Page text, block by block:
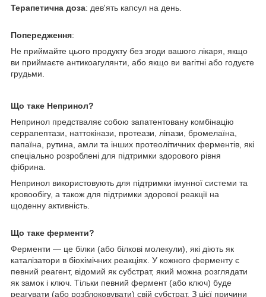
Терапетична доза: дев'ять капсул на день.
Попередження:
Не приймайте цього продукту без згоди вашого лікаря, якщо
ви приймаєте антикоагулянти, або якщо ви вагітні або годуєте
грудьми.
Що таке Непринол?
Непринол предстваляє собою запатентовану комбінацію
серрапептази, наттокінази, протеази, ліпази, бромелаїна,
папаїна, рутина, амли та інших протеолітичних ферментів, які
спеціально розроблені для підтримки здорового рівня
фібрина.
Непринол використовують для підтримки імунної системи та
кровообігу, а також для підтримки здорової реакції на
щоденну активність.
Що таке ферменти?
Ферменти — це білки (або білкові молекули), які діють як
каталізатори в біохімічних реакціях. У кожного ферменту є
певний реагент, відомий як субстрат, який можна розглядати
як замок і ключ. Тільки певний фермент (або ключ) буде
реагувати (або розблоковувати) свій субстрат. З цієї причини